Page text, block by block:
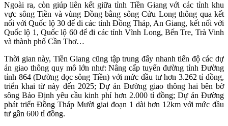
Ngoài ra, còn giúp liên kết giữa tỉnh Tiền Giang với các tỉnh khu
vực sông Tiền và vùng Đồng bằng sông Cửu Long thông qua kết
nối với Quốc lộ 30 để đi các tỉnh Đồng Tháp, An Giang, kết nối với
Quốc lộ 1, Quốc lộ 60 để đi các tỉnh Vĩnh Long, Bến Tre, Trà Vinh
và thành phố Cần Thơ…
Thời gian này, Tiền Giang cũng tập trung đẩy nhanh tiến độ các dự
án giao thông quy mô lớn như: Nâng cấp tuyến đường tỉnh Đường
tỉnh 864 (Đường dọc sông Tiền) với mức đầu tư hơn 3.262 tỉ đồng,
triển khai từ này đến 2025; Dự án Đường giao thông hai bên bờ
sông Bảo Định yêu cầu kinh phí hơn 2.000 tỉ đồng; Dự án Đường
phát triển Đồng Tháp Mười giai đoạn 1 dài hơn 12km với mức đầu
tư gần 600 tỉ đồng.